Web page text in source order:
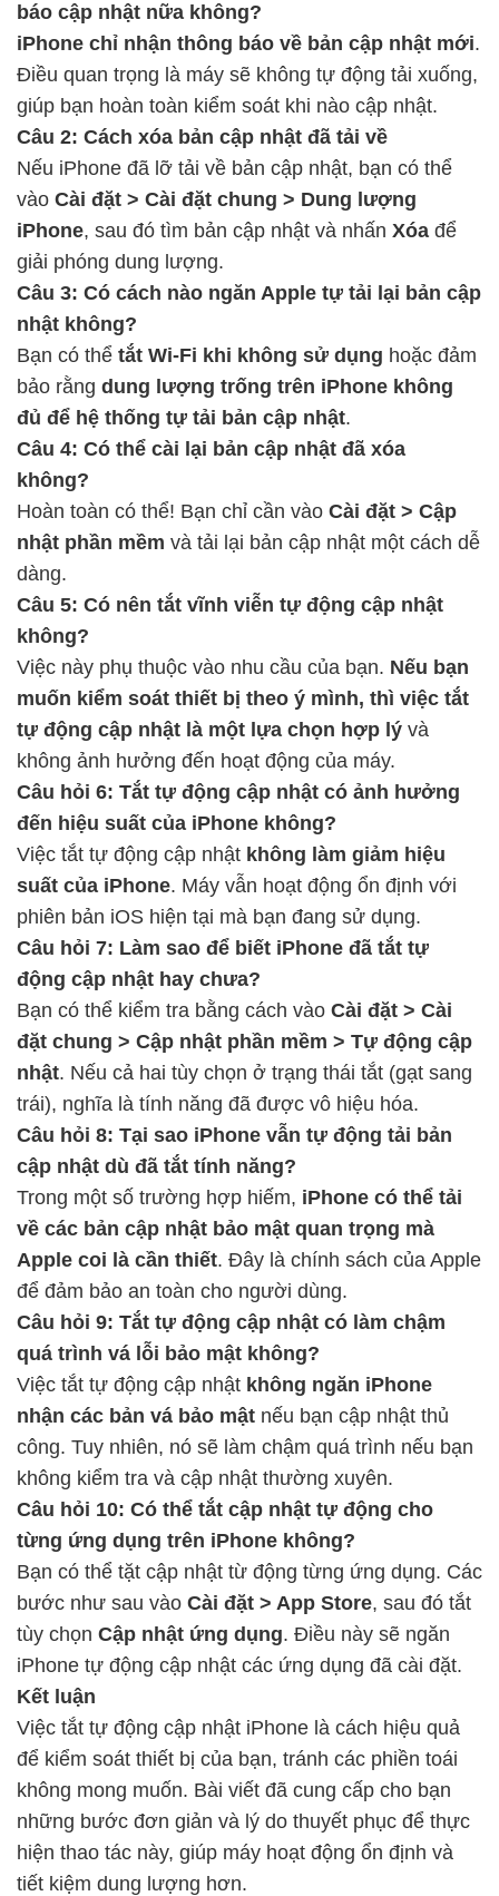
báo cập nhật nữa không?
iPhone chỉ nhận thông báo về bản cập nhật mới.
Điều quan trọng là máy sẽ không tự động tải xuống,
giúp bạn hoàn toàn kiểm soát khi nào cập nhật.
Câu 2: Cách xóa bản cập nhật đã tải về
Nếu iPhone đã lỡ tải về bản cập nhật, bạn có thể
vào Cài đặt > Cài đặt chung > Dung lượng
iPhone, sau đó tìm bản cập nhật và nhấn Xóa để
giải phóng dung lượng.
Câu 3: Có cách nào ngăn Apple tự tải lại bản cập
nhật không?
Bạn có thể tắt Wi-Fi khi không sử dụng hoặc đảm
bảo rằng dung lượng trống trên iPhone không
đủ để hệ thống tự tải bản cập nhật.
Câu 4: Có thể cài lại bản cập nhật đã xóa
không?
Hoàn toàn có thể! Bạn chỉ cần vào Cài đặt > Cập
nhật phần mềm và tải lại bản cập nhật một cách dễ
dàng.
Câu 5: Có nên tắt vĩnh viễn tự động cập nhật
không?
Việc này phụ thuộc vào nhu cầu của bạn. Nếu bạn
muốn kiểm soát thiết bị theo ý mình, thì việc tắt
tự động cập nhật là một lựa chọn hợp lý và
không ảnh hưởng đến hoạt động của máy.
Câu hỏi 6: Tắt tự động cập nhật có ảnh hưởng
đến hiệu suất của iPhone không?
Việc tắt tự động cập nhật không làm giảm hiệu
suất của iPhone. Máy vẫn hoạt động ổn định với
phiên bản iOS hiện tại mà bạn đang sử dụng.
Câu hỏi 7: Làm sao để biết iPhone đã tắt tự
động cập nhật hay chưa?
Bạn có thể kiểm tra bằng cách vào Cài đặt > Cài
đặt chung > Cập nhật phần mềm > Tự động cập
nhật. Nếu cả hai tùy chọn ở trạng thái tắt (gạt sang
trái), nghĩa là tính năng đã được vô hiệu hóa.
Câu hỏi 8: Tại sao iPhone vẫn tự động tải bản
cập nhật dù đã tắt tính năng?
Trong một số trường hợp hiếm, iPhone có thể tải
về các bản cập nhật bảo mật quan trọng mà
Apple coi là cần thiết. Đây là chính sách của Apple
để đảm bảo an toàn cho người dùng.
Câu hỏi 9: Tắt tự động cập nhật có làm chậm
quá trình vá lỗi bảo mật không?
Việc tắt tự động cập nhật không ngăn iPhone
nhận các bản vá bảo mật nếu bạn cập nhật thủ
công. Tuy nhiên, nó sẽ làm chậm quá trình nếu bạn
không kiểm tra và cập nhật thường xuyên.
Câu hỏi 10: Có thể tắt cập nhật tự động cho
từng ứng dụng trên iPhone không?
Bạn có thể tặt cập nhật từ động từng ứng dụng. Các
bước như sau vào Cài đặt > App Store, sau đó tắt
tùy chọn Cập nhật ứng dụng. Điều này sẽ ngăn
iPhone tự động cập nhật các ứng dụng đã cài đặt.
Kết luận
Việc tắt tự động cập nhật iPhone là cách hiệu quả
để kiểm soát thiết bị của bạn, tránh các phiền toái
không mong muốn. Bài viết đã cung cấp cho bạn
những bước đơn giản và lý do thuyết phục để thực
hiện thao tác này, giúp máy hoạt động ổn định và
tiết kiệm dung lượng hơn.